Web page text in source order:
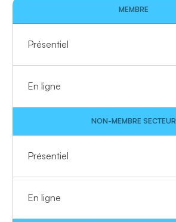
MEMBRE
Présentiel
En ligne
NON-MEMBRE SECTEUR
Présentiel
En ligne